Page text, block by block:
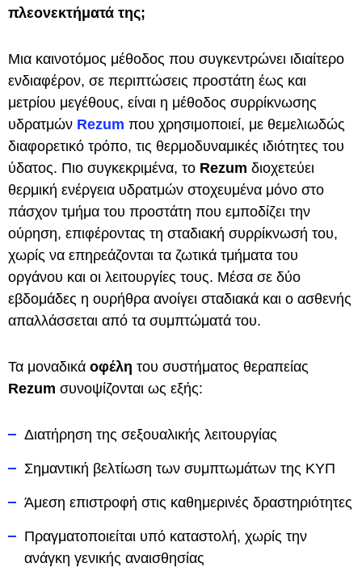
πλεονεκτήματά της;
Μια καινοτόμος μέθοδος που συγκεντρώνει ιδιαίτερο
ενδιαφέρον, σε περιπτώσεις προστάτη έως και
μετρίου μεγέθους, είναι η μέθοδος συρρίκνωσης
υδρατμών Rezum που χρησιμοποιεί, με θεμελιωδώς
διαφορετικό τρόπο, τις θερμοδυναμικές ιδιότητες του
ύδατος. Πιο συγκεκριμένα, το Rezum διοχετεύει
θερμική ενέργεια υδρατμών στοχευμένα μόνο στο
πάσχον τμήμα του προστάτη που εμποδίζει την
ούρηση, επιφέροντας τη σταδιακή συρρίκνωσή του,
χωρίς να επηρεάζονται τα ζωτικά τμήματα του
οργάνου και οι λειτουργίες τους. Μέσα σε δύο
εβδομάδες η ουρήθρα ανοίγει σταδιακά και ο ασθενής
απαλλάσσεται από τα συμπτώματά του.
Τα μοναδικά οφέλη του συστήματος θεραπείας
Rezum συνοψίζονται ως εξής:
Διατήρηση της σεξουαλικής λειτουργίας
Σημαντική βελτίωση των συμπτωμάτων της ΚΥΠ
Άμεση επιστροφή στις καθημερινές δραστηριότητες
Πραγματοποιείται υπό καταστολή, χωρίς την
ανάγκη γενικής αναισθησίας